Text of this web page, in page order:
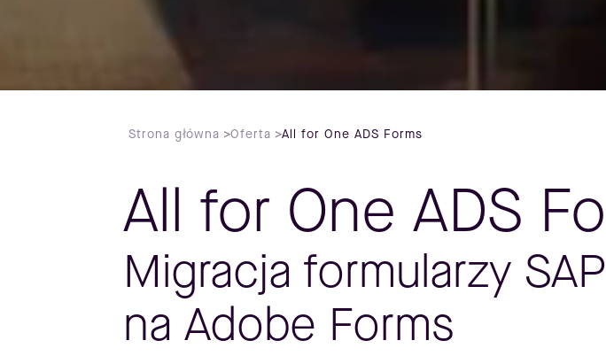
Strona główna >Oferta >All for One ADS Forms
All for One ADS
Migracja formularzy SAP
na Adobe Forms